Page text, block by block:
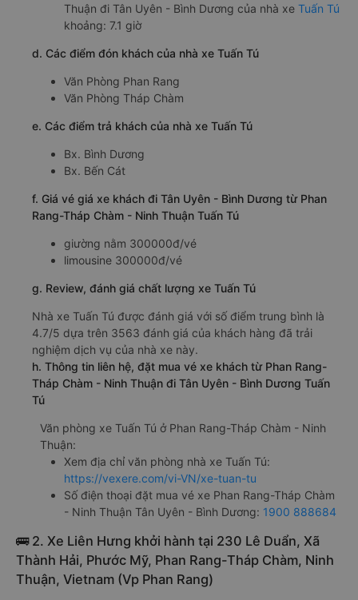
Thuận đi Tân Uyên - Bình Dương của nhà xe Tuấn Tú
khoảng: 7.1 giờ
d. Các điểm đón khách của nhà xe Tuấn Tú
Văn Phòng Phan Rang
Văn Phòng Tháp Chàm
e. Các điểm trả khách của nhà xe Tuấn Tú
Bx. Bình Dương
Bx. Bến Cát
f. Giá vé giá xe khách đi Tân Uyên - Bình Dương từ Phan
Rang-Tháp Chàm - Ninh Thuận Tuấn Tú
giường nằm 300000đ/vé
limousine 300000đ/vé
g. Review, đánh giá chất lượng xe Tuấn Tú
Nhà xe Tuấn Tú được đánh giá với số điểm trung bình là
4.7/5 dựa trên 3563 đánh giá của khách hàng đã trải
nghiệm dịch vụ của nhà xe này.
h. Thông tin liên hệ, đặt mua vé xe khách từ Phan Rang-
Tháp Chàm - Ninh Thuận đi Tân Uyên - Bình Dương Tuấn
Tú
Văn phòng xe Tuấn Tú ở Phan Rang-Tháp Chàm - Ninh
Thuận:
Xem địa chỉ văn phòng nhà xe Tuấn Tú:
https://vexere.com/vi-VN/xe-tuan-tu
Số điện thoại đặt mua vé xe Phan Rang-Tháp Chàm
- Ninh Thuận Tân Uyên - Bình Dương: 1900 888684
🚌 2. Xe Liên Hưng khởi hành tại 230 Lê Duẩn, Xã
Thành Hải, Phước Mỹ, Phan Rang-Tháp Chàm, Ninh
Thuận, Vietnam (Vp Phan Rang)